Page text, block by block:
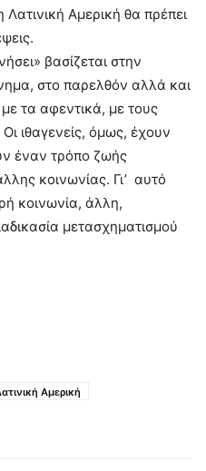
Λατινική Αμερική θα πρέπει
βασίζεται στην
στο παρελθόν αλλά και
τα αφεντικά, με τους
ιθαγενείς, όμως, έχουν
έναν τρόπο ζωής
κοινωνίας. Γι’ αυτό
κοινωνία, άλλη,
μετασχηματισμού
Αμερική